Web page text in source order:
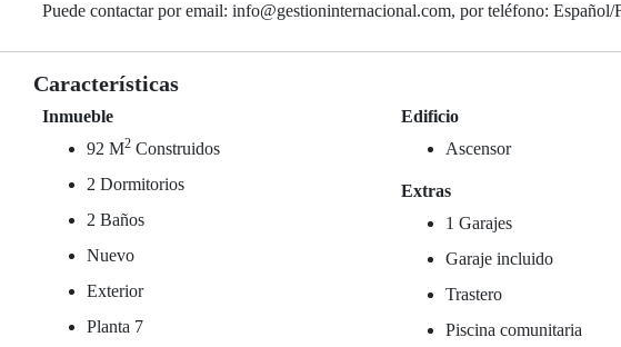
Puede contactar por email: info@gestioninternacional.com, por teléfono:
Características
Inmueble
92 M2 Construidos
2 Dormitorios
2 Baños
Nuevo
Exterior
Planta 7
Edificio
Ascensor
Extras
1 Garajes
Garaje incluido
Trastero
Piscina comunitaria